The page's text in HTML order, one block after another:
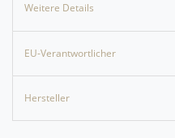
Weitere Details
EU-Verantwortlicher
Hersteller